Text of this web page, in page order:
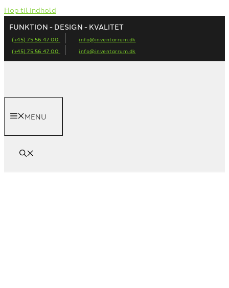
Hop til indhold
FUNKTION - DESIGN - KVALITET
(+45) 75 56 47 00
info@inventarrum.dk
(+45) 75 56 47 00
info@inventarrum.dk
MENU